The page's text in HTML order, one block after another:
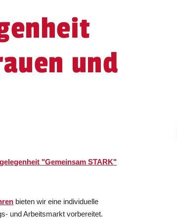
und
"Gemeinsam STARK"
bieten wir eine individuelle
und Arbeitsmarkt vorbereitet.